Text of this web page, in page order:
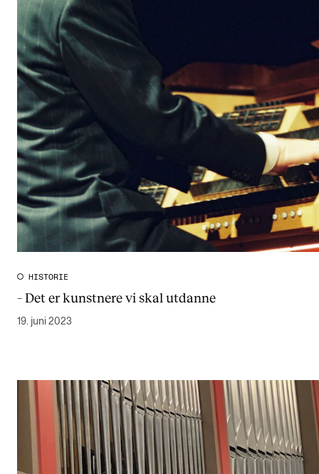
HISTORIE
– Det er kunstnere vi skal utdanne
19. juni 2023